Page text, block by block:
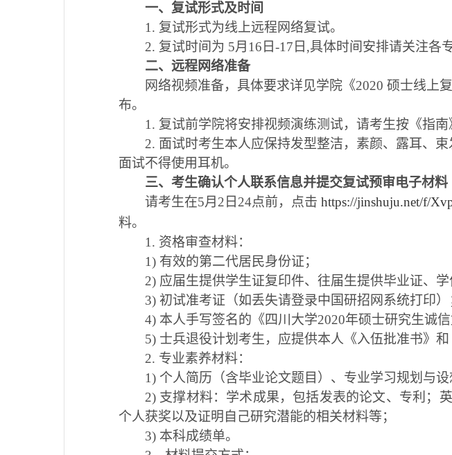
一、复试形式及时间
1. 复试形式为线上远程网络复试。
2. 复试时间为 5月16日-17日,具体时间安排请关注各
二、远程网络准备
网络视频准备，具体要求详见学院《2020 硕士线上
布。
1. 复试前学院将安排视频演练测试，请考生按《指
2. 面试时考生本人应保持发型整洁，素颜、露耳、
面试不得使用耳机。
三、考生确认个人联系信息并提交复试预审电子材料
请考生在5月2日24点前，点击 https://jinshuju.net/f/
料。
1. 资格审查材料：
1) 有效的第二代居民身份证；
2) 应届生提供学生证复印件、往届生提供毕业证、学
3) 初试准考证（如丢失请登录中国研招网系统打印）
4) 本人手写签名的《四川大学2020年硕士研究生诚
5) 士兵退役计划考生，应提供本人《入伍批准书》和
2. 专业素养材料：
1) 个人简历（含毕业论文题目）、专业学习规划与设
2) 支撑材料：学术成果，包括发表的论文、专利；
个人获奖以及证明自己研究潜能的相关材料等；
3) 本科成绩单。